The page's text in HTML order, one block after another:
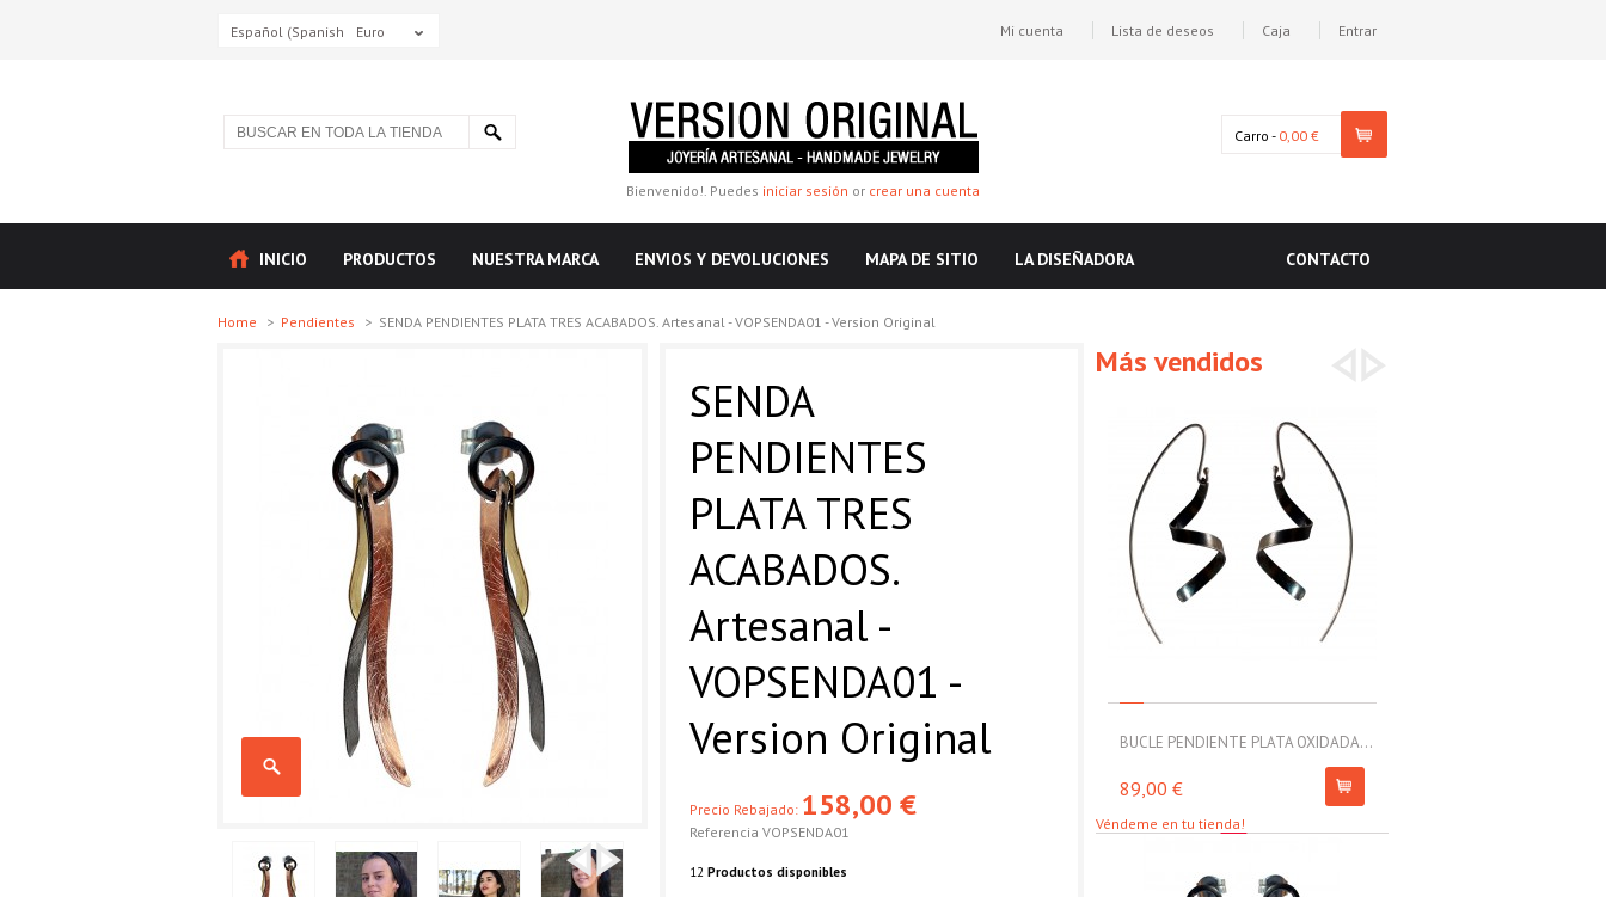
Español (Spanish) Euro Mi cuenta Lista de deseos Caja Entrar
Bienvenido!. Puedes iniciar sesión or crear una cuenta
Carro - 0,00 €
INICIO PRODUCTOS NUESTRA MARCA ENVIOS Y DEVOLUCIONES MAPA DE SITIO LA DISEÑADORA CONTACTO
Home > Pendientes > SENDA PENDIENTES PLATA TRES ACABADOS. Artesanal - VOPSENDA01 - Version Original
SENDA
PENDIENTES
PLATA TRES
ACABADOS.
Artesanal -
VOPSENDA01 -
Version Original
Precio Rebajado: 158,00 €
Referencia VOPSENDA01
12 Productos disponibles
Más vendidos
BUCLE PENDIENTE PLATA OXIDADA...
89,00 €
Véndeme en tu tienda!